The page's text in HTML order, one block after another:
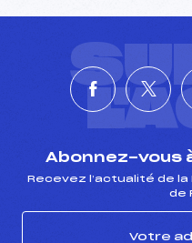
Abonnez-vous
Recevez l’actualité de la
de